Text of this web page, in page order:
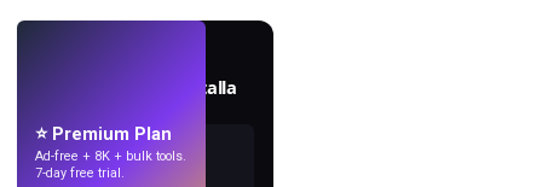
Crea fondos de pantalla
⭐ Premium Plan
Ad-free + 8K + bulk tools.
7-day free trial.